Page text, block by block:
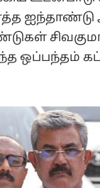
ஐந்தாண்டு
ஒப்பந்தம்